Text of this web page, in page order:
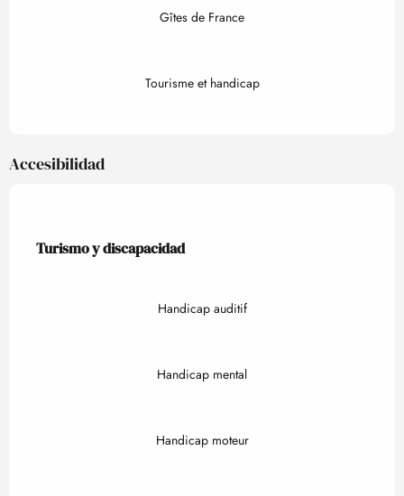
Gîtes de France
Tourisme et handicap
Accesibilidad
Turismo y discapacidad
Turismo y discapacidad
Handicap auditif
Handicap mental
Handicap moteur